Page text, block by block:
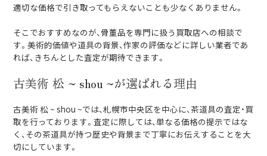
適切な価格で引き取ってもらえないことも少なくありません。
そこでおすすめなのが、骨董品を専門に扱う買取店への相談で
す。美術的価値や道具の背景、作家の評価などに詳しい業者であ
れば、きちんとした査定が期待できます。
古美術 松 ~ shou ~が選ばれる理由
古美術 松 ~ shou ~では、札幌市中央区を中心に、茶道具の査定・買
取を行っております。査定に際しては、単なる価格の提示ではな
く、その茶道具が持つ歴史や背景まで丁寧にお伝えすることを大
切にしています。